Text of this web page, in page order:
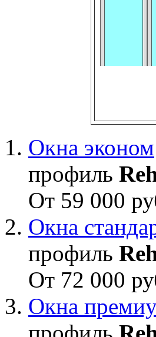
Окна эконом
профиль
От 59 000
Окна
профиль
От 72 000
Окна